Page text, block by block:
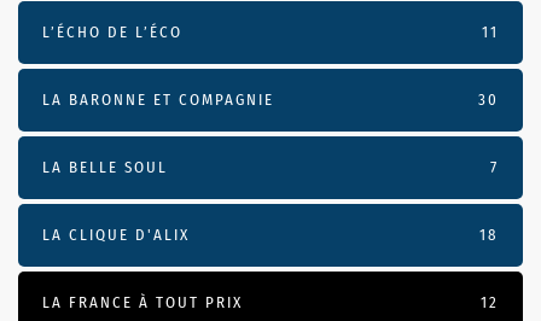
L’ÉCHO DE L’ÉCO 11
LA BARONNE ET COMPAGNIE 30
LA BELLE SOUL 7
LA CLIQUE D'ALIX 18
LA FRANCE À TOUT PRIX 12